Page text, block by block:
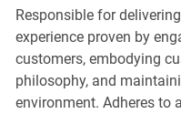
Responsible for
experience proven by
customers, embodying
philosophy, and
environment. Adheres to